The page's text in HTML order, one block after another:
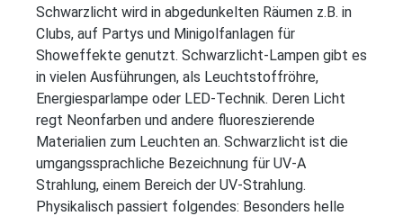
Schwarzlicht wird in abgedunkelten Räumen z.B. in
Clubs, auf Partys und Minigolfanlagen für
Showeffekte genutzt. Schwarzlicht-Lampen gibt es
in vielen Ausführungen, als Leuchtstoffröhre,
Energiesparlampe oder LED-Technik. Deren Licht
regt Neonfarben und andere fluoreszierende
Materialien zum Leuchten an. Schwarzlicht ist die
umgangssprachliche Bezeichnung für UV-A
Strahlung, einem Bereich der UV-Strahlung.
Physikalisch passiert folgendes: Besonders helle